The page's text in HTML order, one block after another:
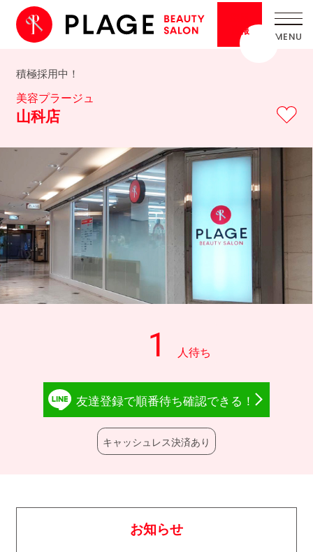
情報
積極採用中！
美容プラージュ
山科店
キャッシュレス決済あり
友達登録で順番待ち確認できる！
お知らせ